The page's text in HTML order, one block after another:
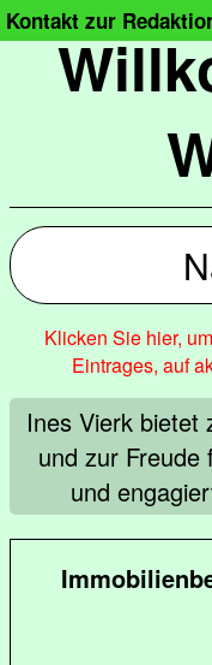
Kontakt zur
Klicken Sie hier,
Eintrages, auf
Ines Vierk bietet
und zur Freude
und